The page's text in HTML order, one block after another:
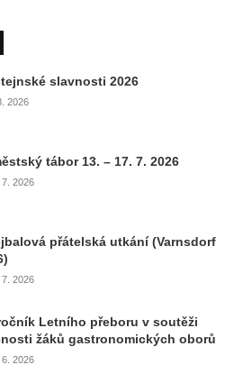
slavnosti 2026
2026
tábor 13. – 17. 7. 2026
7. 2026
přátelská utkání (Varnsdorf
7. 2026
Letního přeboru v soutěži
žáků gastronomických oborů
6. 2026